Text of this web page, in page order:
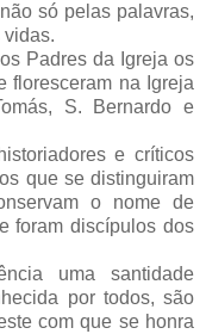
só pelas palavras,
vidas.
Padres da Igreja os
floresceram na Igreja
S. Bernardo e
e críticos
que se distinguiram
o nome de
foram discípulos dos
uma santidade
por todos, são
com que se honra